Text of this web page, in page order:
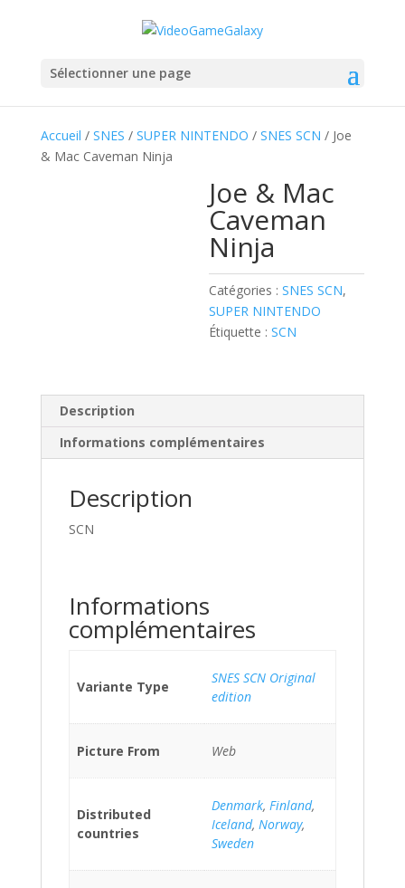
Sélectionner une page
Accueil / SNES / SUPER NINTENDO / SNES SCN / Joe
& Mac Caveman Ninja
Joe & Mac
Caveman
Ninja
Catégories :SNES SCN,
SUPER NINTENDO
Étiquette :SCN
Description
Informations complémentaires
Description
SCN
Informations
complémentaires
Variante Type
SNES SCN Original
edition
Picture From Web
Distributed
countries
Denmark, Finland,
Iceland, Norway,
Sweden